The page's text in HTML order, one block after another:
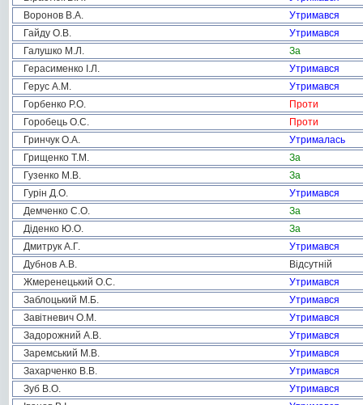
Воронов В.А.
Утримався
Гайду О.В.
Утримався
Галушко М.Л.
За
Герасименко І.Л.
Утримався
Герус А.М.
Утримався
Горбенко Р.О.
Проти
Горобець О.С.
Проти
Гринчук О.А.
Утрималась
Грищенко Т.М.
За
Гузенко М.В.
За
Гурін Д.О.
Утримався
Демченко С.О.
За
Діденко Ю.О.
За
Дмитрук А.Г.
Утримався
Дубнов А.В.
Відсутній
Жмеренецький О.С.
Утримався
Заблоцький М.Б.
Утримався
Завітневич О.М.
Утримався
Задорожний А.В.
Утримався
Заремський М.В.
Утримався
Захарченко В.В.
Утримався
Зуб В.О.
Утримався